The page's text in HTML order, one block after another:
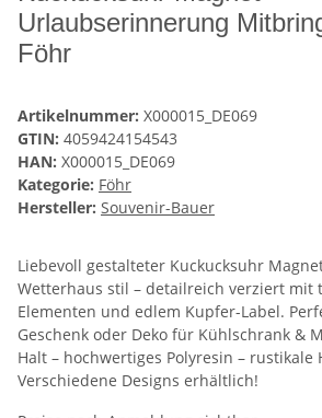
Urlaubserinnerung
Föhr
Artikelnummer: X000015_DE069
GTIN: 4059424154543
HAN: X000015_DE069
Kategorie: Föhr
Hersteller: Souvenir-Bauer
Liebevoll gestalteter Kuckucksuhr
Wetterhaus stil – detailreich verziert mit
Elementen und edlem Kupfer-Label.
Geschenk oder Deko für Kühlschrank &
Halt – hochwertiges Polyresin – rustikale
Verschiedene Designs erhältlich!